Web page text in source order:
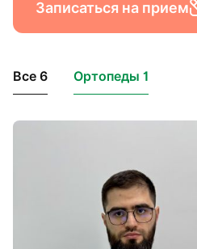
Записаться на прием
Все 6 Ортопеды 1